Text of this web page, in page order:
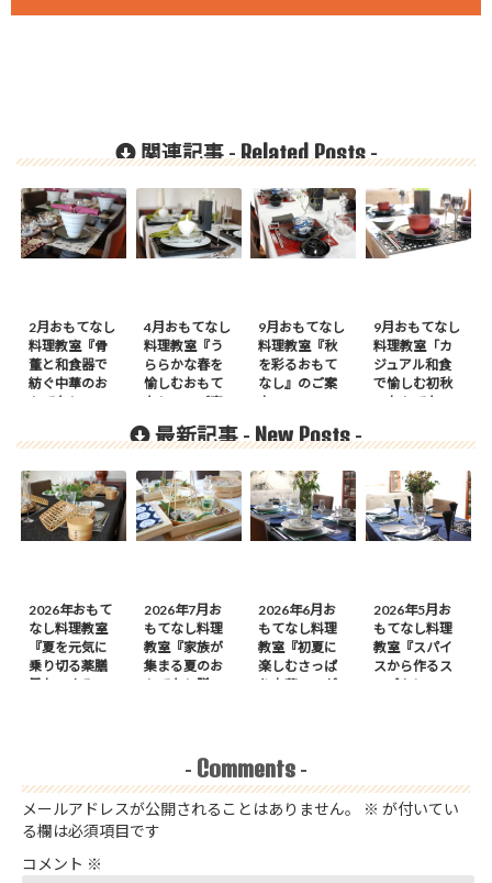
関連記事 -Related Posts-
2月おもてなし
料理教室『骨
董と和食器で
紡ぐ中華のお
もてなし』の
4月おもてなし
料理教室『う
ららかな春を
愉しむおもて
なし』のご案
9月おもてなし
料理教室『秋
を彩るおもて
なし』のご案
内
9月おもてなし
料理教室「カ
ジュアル和食
で愉しむ初秋
のおもてな
最新記事 -New Posts-
2026年おもて
なし料理教室
『夏を元気に
乗り切る薬膳
風おつまみ
2026年7月お
もてなし料理
教室『家族が
集まる夏のお
もてなし膳』
2026年6月お
もてなし料理
教室『初夏に
楽しむさっぱ
り中華』のが
2026年5月お
もてなし料理
教室『スパイ
スから作るス
ープカレーの
- Comments -
メールアドレスが公開されることはありません。 ※ が付いてい
る欄は必須項目です
コメント ※